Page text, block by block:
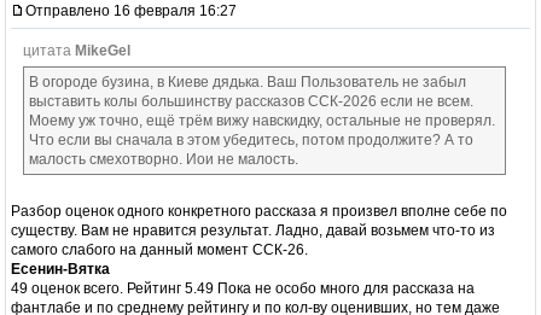
Отправлено 16 февраля 16:27
цитата MikeGel
В огороде бузина, в Киеве дядька. Ваш Пользователь не забыл
выставить колы большинству рассказов ССК-2026 если не всем.
Моему уж точно, ещё трём вижу навскидку, остальные не проверял.
Что если вы сначала в этом убедитесь, потом продолжите? А то
малость смехотворно. Иои не малость.
Разбор оценок одного конкретного рассказа я произвел вполне себе по
существу. Вам не нравится результат. Ладно, давай возьмем что-то из
самого слабого на данный момент ССК-26.
Есенин-Вятка
49 оценок всего. Рейтинг 5.49 Пока не особо много для рассказа на
фантлабе и по среднему рейтингу и по кол-ву оценивших, но тем даже